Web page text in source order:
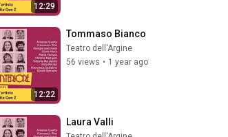
12:29
12:22
Tommaso Bianco
Teatro dell'Argine
56 views • 1 year ago
Laura Valli